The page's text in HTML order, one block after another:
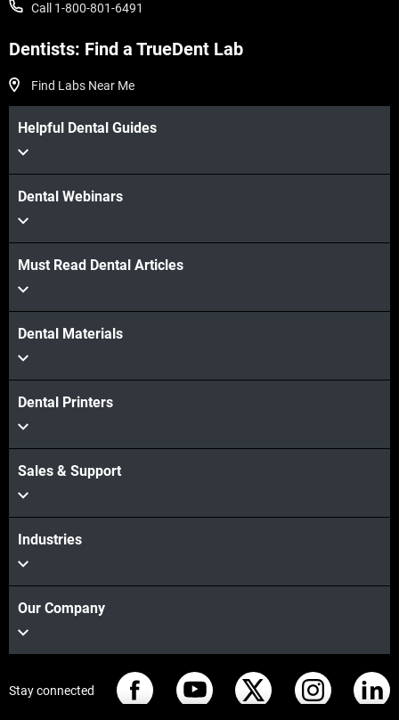
Call 1-800-801-6491
Dentists: Find a TrueDent Lab
Find Labs Near Me
Helpful Dental Guides
Dental Webinars
Must Read Dental Articles
Dental Materials
Dental Printers
Sales & Support
Industries
Our Company
Stay connected